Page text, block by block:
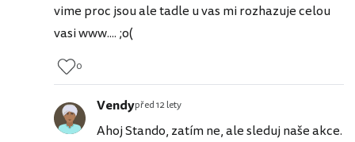
vime proc jsou ale tadle u vas mi rozhazuje celou
vasi www.... ;o(
0
Vendypřed 12 lety
Ahoj Stando, zatím ne, ale sleduj naše akce.